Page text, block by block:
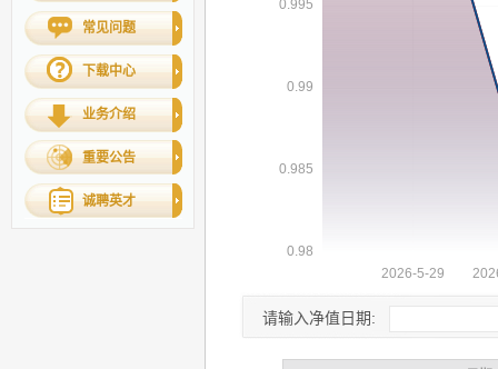
常见问题
下载中心
业务介绍
重要公告
诚聘英才
请输入净值日期: